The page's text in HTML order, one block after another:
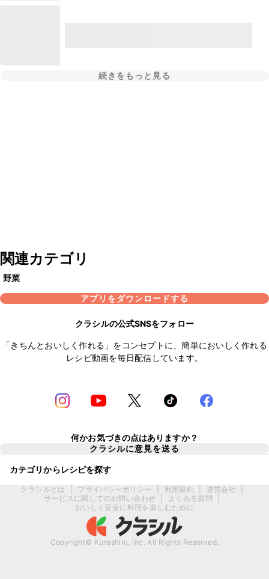
続きをもっと見る
関連カテゴリ
野菜
アプリをダウンロードする
クラシルの公式SNSをフォロー
「きちんとおいしく作れる」をコンセプトに、簡単においしく作れる
レシピ動画を毎日配信しています。
何かお気づきの点はありますか？
クラシルに意見を送る
カテゴリからレシピを探す
クラシルとは プライバシーポリシー 利用規約 運営会社
サービスに関してのお問い合わせ
よくある質問
おいしく安全に料理を楽しむために
Copyright© Kurashiru, Inc. All Rights Reserved.